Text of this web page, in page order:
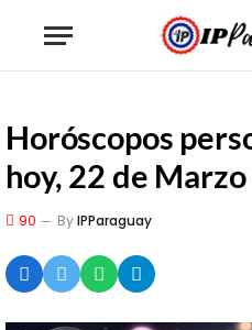
Horóscopos
hoy, 22 de
90 ByIPParaguay